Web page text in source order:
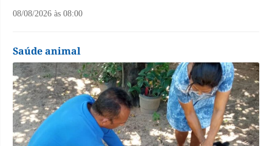
08/08/2026 às 08:00
Saúde animal